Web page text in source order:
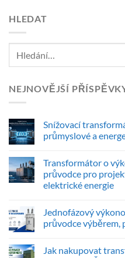
HLEDAT
NEJNOVĚJŠÍ
Snížovací
průmyslové a
Transformátor o
průvodce pro
elektrické energie
Jednofázový
průvodce výběrem,
Jak nakupovat